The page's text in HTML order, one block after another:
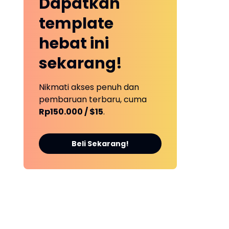
template
hebat ini
sekarang!
Nikmati akses penuh dan
pembaruan terbaru, cuma
Rp150.000 / $15.
Beli Sekarang!